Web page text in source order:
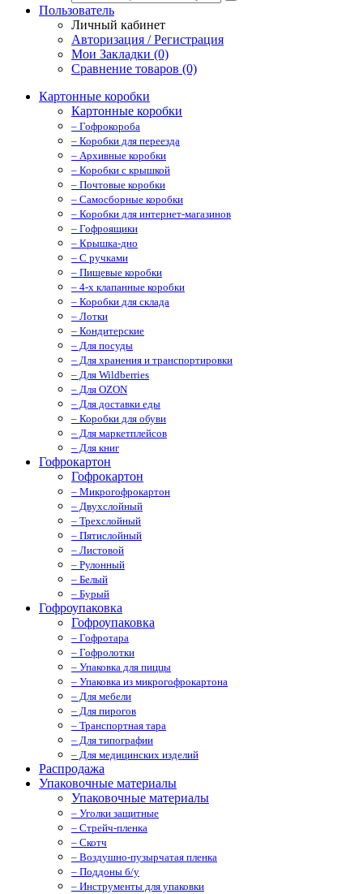
Пользователь
Личный кабинет
Авторизация / Регистрация
Мои Закладки (0)
Сравнение товаров (0)
Картонные коробки
Картонные коробки
– Гофрокороба
– Коробки для переезда
– Архивные коробки
– Коробки с крышкой
– Почтовые коробки
– Самосборные коробки
– Коробки для интернет-магазинов
– Гофроящики
– Крышка-дно
– С ручками
– Пищевые коробки
– 4-х клапанные коробки
– Коробки для склада
– Лотки
– Кондитерские
– Для посуды
– Для хранения и транспортировки
– Для Wildberries
– Для OZON
– Для доставки еды
– Коробки для обуви
– Для маркетплейсов
– Для книг
Гофрокартон
Гофрокартон
– Микрогофрокартон
– Двухслойный
– Трехслойный
– Пятислойный
– Листовой
– Рулонный
– Белый
– Бурый
Гофроупаковка
Гофроупаковка
– Гофротара
– Гофролотки
– Упаковка для пиццы
– Упаковка из микрогофрокартона
– Для мебели
– Для пирогов
– Транспортная тара
– Для типографии
– Для медицинских изделий
Распродажа
Упаковочные материалы
Упаковочные материалы
– Уголки защитные
– Стрейч-пленка
– Скотч
– Воздушно-пузырчатая пленка
– Поддоны б/у
– Инструменты для упаковки